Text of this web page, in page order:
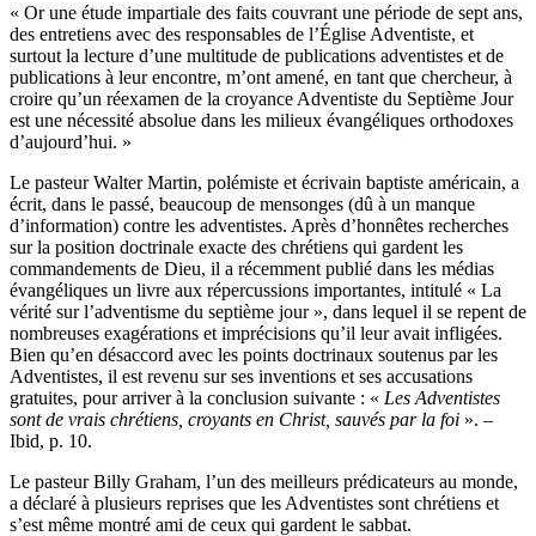
« Or une étude impartiale des faits couvrant une période de sept ans,
des entretiens avec des responsables de l’Église Adventiste, et
surtout la lecture d’une multitude de publications adventistes et de
publications à leur encontre, m’ont amené, en tant que chercheur, à
croire qu’un réexamen de la croyance Adventiste du Septième Jour
est une nécessité absolue dans les milieux évangéliques orthodoxes
d’aujourd’hui. »
Le pasteur Walter Martin, polémiste et écrivain baptiste américain, a
écrit, dans le passé, beaucoup de mensonges (dû à un manque
d’information) contre les adventistes. Après d’honnêtes recherches
sur la position doctrinale exacte des chrétiens qui gardent les
commandements de Dieu, il a récemment publié dans les médias
évangéliques un livre aux répercussions importantes, intitulé « La
vérité sur l’adventisme du septième jour », dans lequel il se repent de
nombreuses exagérations et imprécisions qu’il leur avait infligées.
Bien qu’en désaccord avec les points doctrinaux soutenus par les
Adventistes, il est revenu sur ses inventions et ses accusations
gratuites, pour arriver à la conclusion suivante : « Les Adventistes
sont de vrais chrétiens, croyants en Christ, sauvés par la foi ». –
Ibid, p. 10.
Le pasteur Billy Graham, l’un des meilleurs prédicateurs au monde,
a déclaré à plusieurs reprises que les Adventistes sont chrétiens et
s’est même montré ami de ceux qui gardent le sabbat.